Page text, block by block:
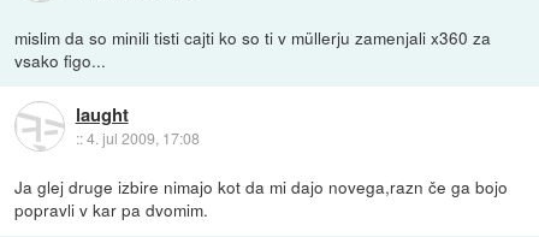
mislim da so minili tisti cajti ko so ti v müllerju zamenjali x360 za
vsako figo...
laught
::4. jul 2009, 17:08
Ja glej druge izbire nimajo kot da mi dajo novega,razn če ga bojo
popravli v kar pa dvomim.